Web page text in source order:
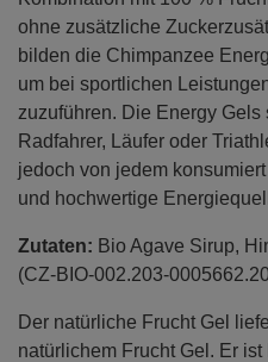
ohne zusätzliche
bilden die Chimpanzee
um bei sportlichen
zuzuführen. Die Energy Gels
Radfahrer, Läufer oder
jedoch von jedem
und hochwertige
Zutaten: Bio Agave Sirup,
(CZ-BIO-002.203-
Der natürliche Frucht Gel
natürlichem Frucht Gel. Er